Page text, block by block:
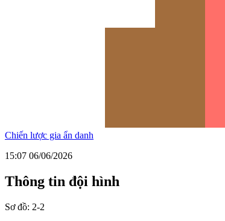
Chiến lược gia ẩn danh
15:07 06/06/2026
Thông tin đội hình
Sơ đồ: 2-2